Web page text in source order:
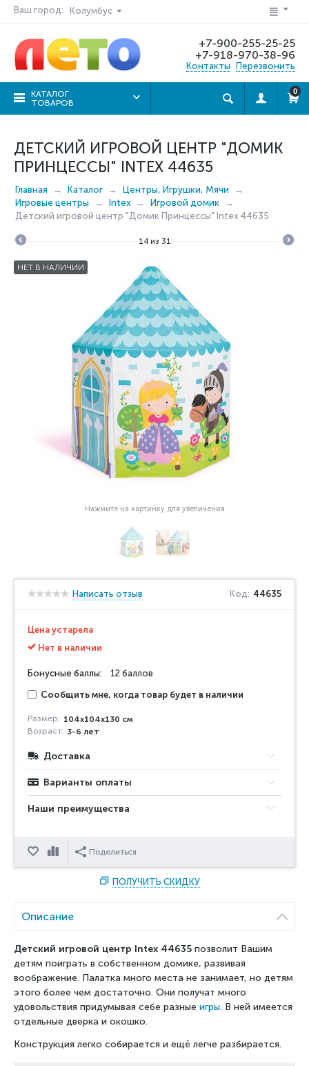
Ваш город: Колумбус
+7-900-255-25-25
+7-918-970-38-96
Контакты Перезвонить
КАТАЛОГ
ТОВАРОВ
0
ДЕТСКИЙ ИГРОВОЙ ЦЕНТР "ДОМИК
ПРИНЦЕССЫ" INTEX 44635
Главная Каталог
Центры, Игрушки, Мячи
Игровые центры
Intex
Игровой домик
Детский игровой центр "Домик Принцессы" Intex 44635
14 из 31
НЕТ В НАЛИЧИИ
Нажмите на картинку для увеличения
Написать отзыв Код: 44635
Цена устарела
Нет в наличии
Бонусные баллы: 12 баллов
Сообщить мне, когда товар будет в наличии
Размер: 104x104x130 см
Возраст: 3-6 лет
Доставка
Варианты оплаты
Наши преимущества
ОтложитьСравнитьПоделиться
ПОЛУЧИТЬ СКИДКУ
Описание
Детский игровой центр Intex 44635 позволит Вашим
детям поиграть в собственном домике, развивая
воображение. Палатка много места не занимает, но детям
этого более чем достаточно. Они получат много
удовольствия придумывая себе разные игры. В ней имеется
отдельные дверка и окошко.
Конструкция легко собирается и ещё легче разбирается.